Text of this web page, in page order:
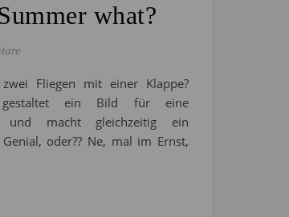
what?
Fliegen mit einer Klappe?
ein Bild für eine
und macht gleichzeitig ein
oder?? Ne, mal im Ernst,